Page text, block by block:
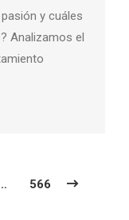
y cuáles
Analizamos el
566